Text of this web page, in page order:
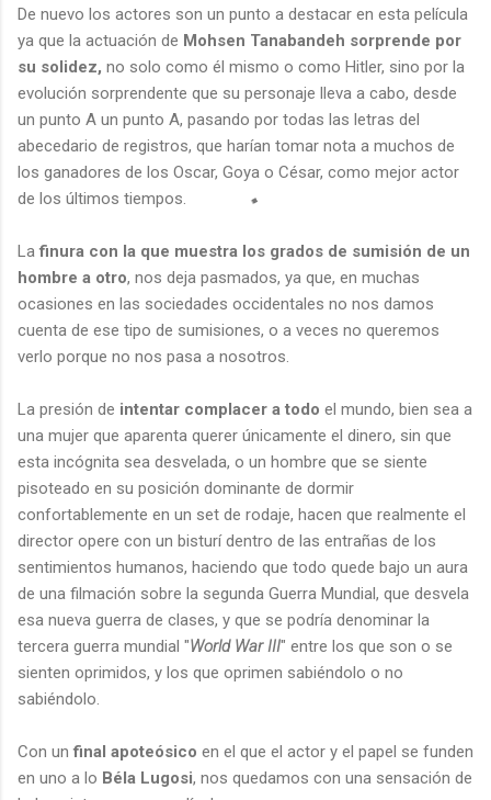
De nuevo los actores son un punto a destacar en esta película
ya que la actuación de Mohsen Tanabandeh sorprende por
su solidez, no solo como él mismo o como Hitler, sino por la
evolución sorprendente que su personaje lleva a cabo, desde
un punto A un punto A, pasando por todas las letras del
abecedario de registros, que harían tomar nota a muchos de
los ganadores de los Oscar, Goya o César, como mejor actor
de los últimos tiempos.
Lafinura con la que muestra los grados de sumisión de un
hombre a otro, nos deja pasmados, ya que, en muchas
ocasiones en las sociedades occidentales no nos damos
cuenta de ese tipo de sumisiones, o a veces no queremos
verlo porque no nos pasa a nosotros.
La presión de intentar complacer a todo el mundo, bien sea a
una mujer que aparenta querer únicamente el dinero, sin que
esta incógnita sea desvelada, o un hombre que se siente
pisoteado en su posición dominante de dormir
confortablemente en un set de rodaje, hacen que realmente el
director opere con un bisturí dentro de las entrañas de los
sentimientos humanos, haciendo que todo quede bajo un aura
de una filmación sobre la segunda Guerra Mundial, que desvela
esa nueva guerra de clases, y que se podría denominar la
tercera guerra mundial "World War III" entre los que son o se
sienten oprimidos, y los que oprimen sabiéndolo o no
sabiéndolo.
Con unfinal apoteósico en el que el actor y el papel se funden
en uno a lo Béla Lugosi, nos quedamos con una sensación de